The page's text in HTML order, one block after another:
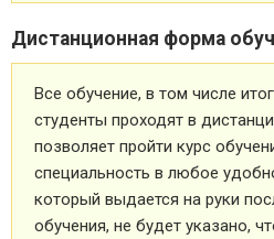
Дистанционная форма
Все обучение, в том числе
студенты проходят в
позволяет пройти курс
специальность в любое
который выдается на руки
обучения, не будет указано,